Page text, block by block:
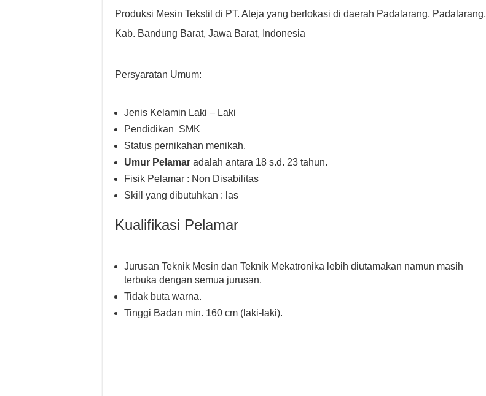
Produksi Mesin Tekstil di PT. Ateja yang berlokasi di daerah Padalarang, Padalarang,
Kab. Bandung Barat, Jawa Barat, Indonesia
Persyaratan Umum:
Jenis Kelamin Laki – Laki
Pendidikan SMK
Status pernikahan menikah.
Umur Pelamar adalah antara 18 s.d. 23 tahun.
Fisik Pelamar : Non Disabilitas
Skill yang dibutuhkan : las
Kualifikasi Pelamar
Jurusan Teknik Mesin dan Teknik Mekatronika lebih diutamakan namun masih
terbuka dengan semua jurusan.
Tidak buta warna.
Tinggi Badan min. 160 cm (laki-laki).